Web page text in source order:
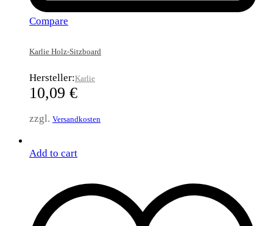
Compare
Karlie Holz-Sitzboard
Hersteller:Karlie
10,09 €
zzgl. Versandkosten
Add to cart